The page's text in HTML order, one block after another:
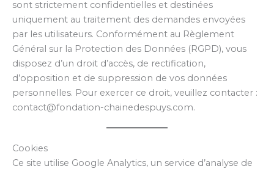
sont strictement confidentielles et destinées
uniquement au traitement des demandes envoyées
par les utilisateurs. Conformément au Règlement
Général sur la Protection des Données (RGPD), vous
disposez d’un droit d’accès, de rectification,
d’opposition et de suppression de vos données
personnelles. Pour exercer ce droit, veuillez contacter :
contact@fondation-chainedespuys.com.
Cookies
Ce site utilise Google Analytics, un service d’analyse de